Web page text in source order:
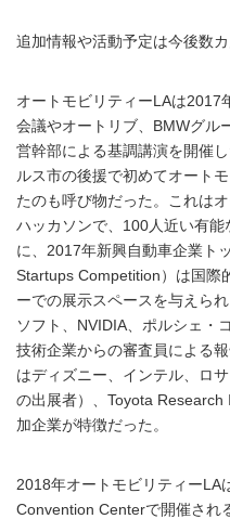
追加情報や活動予定は今後数
オートモビリティーLAは2017
会議やオートリブ、BMWグル
営幹部による基調講演を開催
ルス市の後援で初めてオート
たのも呼び物だった。これは
ハッカソンで、100人近い有
に、2017年新興自動車企業ト
Startups Competition）は国際
ーでの展示スペースを与えら
ソフト、NVIDIA、ポルシェ・
技術企業からの審査員による
はディズニー、インテル、ロ
の出展者）、Toyota
加企業が特徴だった。
2018年オートモビリティーLA
Convention Centerで開催され